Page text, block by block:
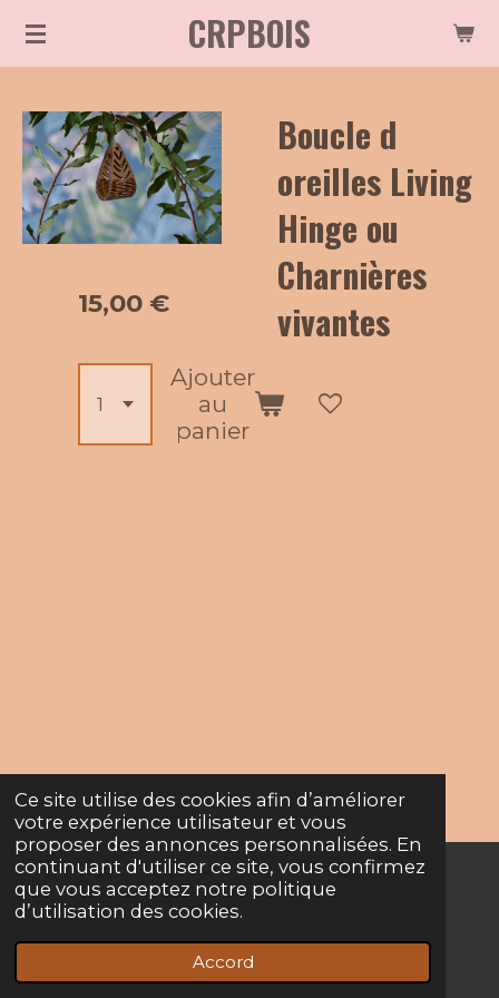
Ce site utilise des cookies afin d’améliorer
votre expérience utilisateur et vous
proposer des annonces personnalisées. En
continuant d'utiliser ce site, vous confirmez
que vous acceptez notre politique
d’utilisation des cookies.
Accord
Passer
principal
CRPBOIS
Boucle d
oreilles Living
Hinge ou
Charnières
vivantes
15,00 €
Ajouter
au
panier
© 2022 - 2026 Crpbois
Propulsé parWebador